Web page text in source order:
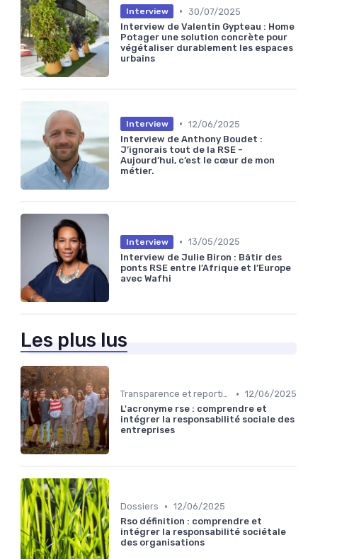
Interview • 30/07/2025
Interview de Valentin Gypteau : Home
Potager une solution concrète pour
végétaliser durablement les espaces
urbains
Interview • 12/06/2025
Interview de Anthony Boudet :
J’ignorais tout de la RSE -
Aujourd’hui, c’est le cœur de mon
métier.
Interview • 13/05/2025
Interview de Julie Biron : Bâtir des
ponts RSE entre l’Afrique et l’Europe
avec Wafhi
Les plus lus
Transparence et reporting • 12/06/2025
L'acronyme rse : comprendre et
intégrer la responsabilité sociale des
entreprises
Dossiers • 12/06/2025
Rso définition : comprendre et
intégrer la responsabilité sociétale
des organisations